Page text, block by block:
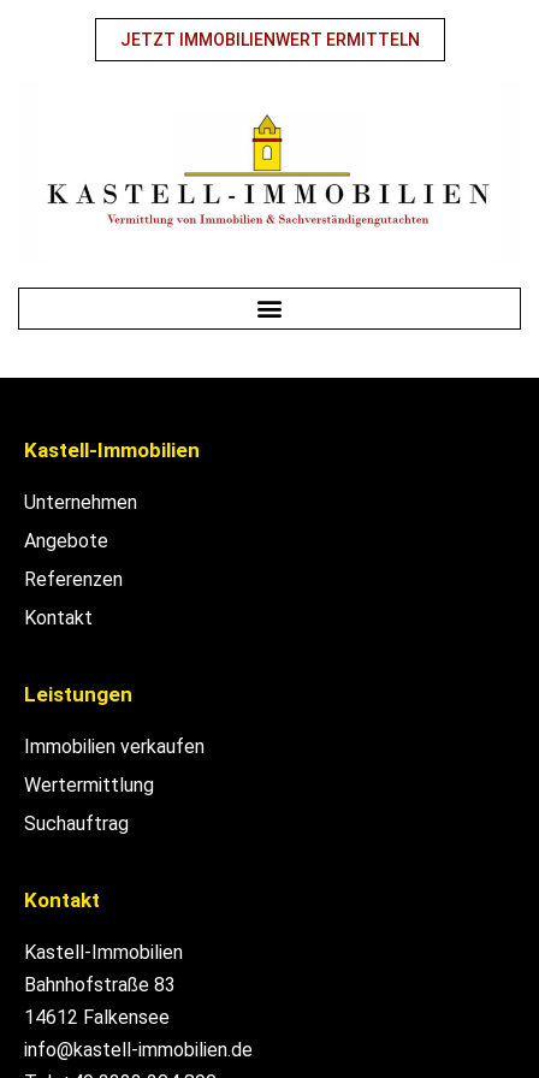
JETZT IMMOBILIENWERT ERMITTELN
Kastell-Immobilien
Unternehmen
Angebote
Referenzen
Kontakt
Leistungen
Immobilien verkaufen
Wertermittlung
Suchauftrag
Kontakt
Kastell-Immobilien
Bahnhofstraße 83
14612 Falkensee
info@kastell-immobilien.de